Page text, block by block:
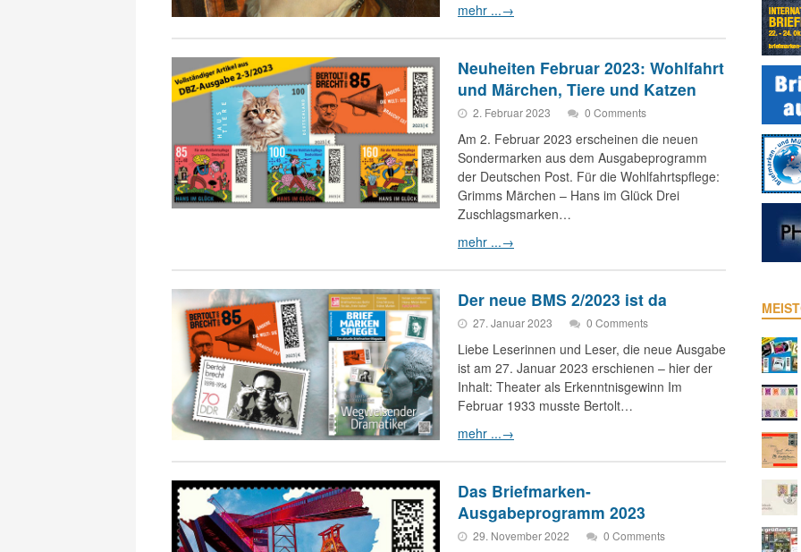
mehr ...→
Neuheiten Februar 2023: Wohlfahrt
und Märchen, Tiere und Katzen
2. Februar 2023 0 Comments
Am 2. Februar 2023 erscheinen die neuen
Sondermarken aus dem Ausgabeprogramm
der Deutschen Post. Für die Wohlfahrtspflege:
Grimms Märchen – Hans im Glück Drei
Zuschlagsmarken…
mehr ...→
Der neue BMS 2/2023 ist da
27. Januar 2023 0 Comments
Liebe Leserinnen und Leser, die neue Ausgabe
ist am 27. Januar 2023 erschienen – hier der
Inhalt: Theater als Erkenntnisgewinn Im
Februar 1933 musste Bertolt…
mehr ...→
Das Briefmarken-
Ausgabeprogramm 2023
29. November 2022 0 Comments